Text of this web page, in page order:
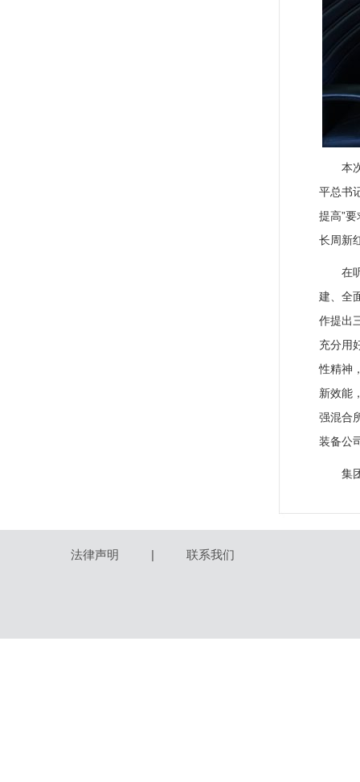
本
平总书
提高”
长周新
在
建、全
作提出
充分用
性精神
新效能
强混合
装备公
集
法律声明 | 联系我们